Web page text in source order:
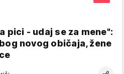
pici - udaj se za mene":
novog običaja, žene